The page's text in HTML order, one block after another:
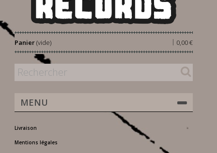
Panier 0,00 €
|
(vide)
MENU
Livraison
Mentions légales